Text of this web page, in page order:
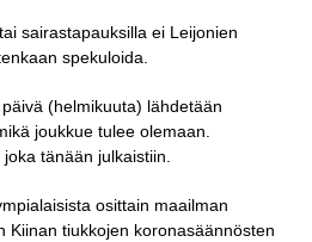
sairastapauksilla ei Leijonien
spekuloida.
(helmikuuta) lähdetään
joukkue tulee olemaan.
tänään julkaistiin.
osittain maailman
Kiinan tiukkojen koronasäännösten